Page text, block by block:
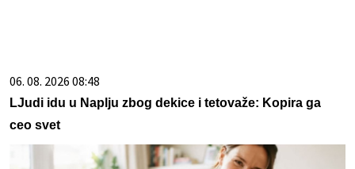
06. 08. 2026 08:48
LJudi idu u Naplju zbog dekice i tetovaže: Kopira ga
ceo svet